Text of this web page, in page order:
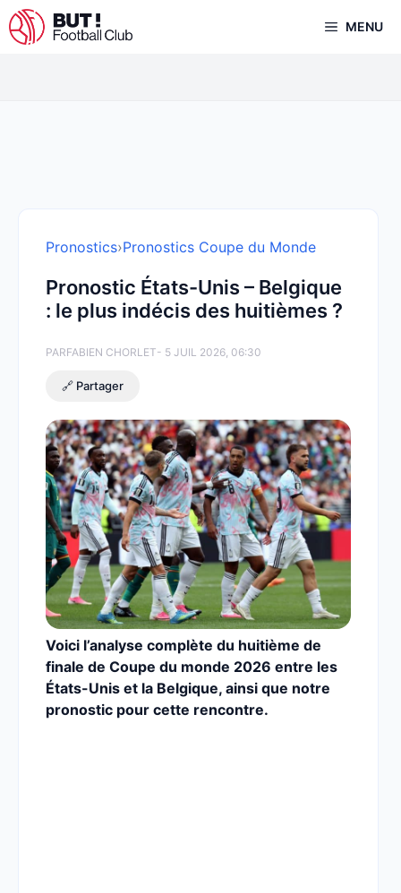
Aller
au
MENU
Pronostics›Pronostics Coupe du Monde
Pronostic États-Unis – Belgique
: le plus indécis des huitièmes ?
PARFABIEN CHORLET- 5 JUIL 2026, 06:30
🔗 Partager
Voici l’analyse complète du huitième de
finale de Coupe du monde 2026 entre les
États-Unis et la Belgique, ainsi que notre
pronostic pour cette rencontre.